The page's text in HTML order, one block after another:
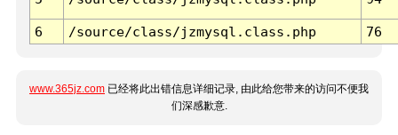
6 /source/class/jzmysql.class.php 76
www.365jz.com 已经将此出错信息详细记录, 由此给您带来的访问不便我
们深感歉意.